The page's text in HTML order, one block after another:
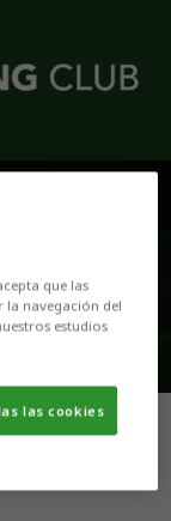
que las
la navegación del
estudios
las cookies